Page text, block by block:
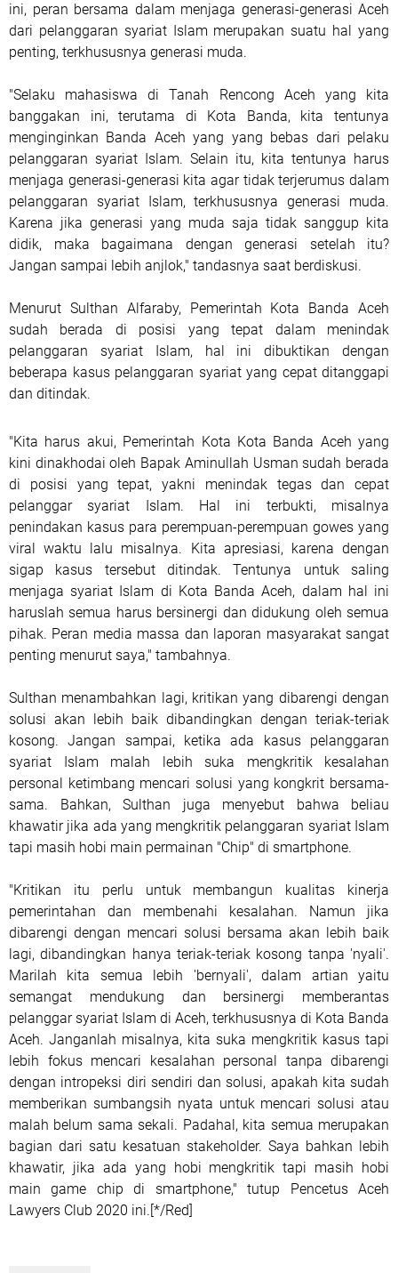
ini, peran bersama dalam menjaga generasi-generasi Aceh
dari pelanggaran syariat Islam merupakan suatu hal yang
penting, terkhususnya generasi muda.
"Selaku mahasiswa di Tanah Rencong Aceh yang kita
banggakan ini, terutama di Kota Banda, kita tentunya
menginginkan Banda Aceh yang yang bebas dari pelaku
pelanggaran syariat Islam. Selain itu, kita tentunya harus
menjaga generasi-generasi kita agar tidak terjerumus dalam
pelanggaran syariat Islam, terkhususnya generasi muda.
Karena jika generasi yang muda saja tidak sanggup kita
didik, maka bagaimana dengan generasi setelah itu?
Jangan sampai lebih anjlok," tandasnya saat berdiskusi.
Menurut Sulthan Alfaraby, Pemerintah Kota Banda Aceh
sudah berada di posisi yang tepat dalam menindak
pelanggaran syariat Islam, hal ini dibuktikan dengan
beberapa kasus pelanggaran syariat yang cepat ditanggapi
dan ditindak.
"Kita harus akui, Pemerintah Kota Kota Banda Aceh yang
kini dinakhodai oleh Bapak Aminullah Usman sudah berada
di posisi yang tepat, yakni menindak tegas dan cepat
pelanggar syariat Islam. Hal ini terbukti, misalnya
penindakan kasus para perempuan-perempuan gowes yang
viral waktu lalu misalnya. Kita apresiasi, karena dengan
sigap kasus tersebut ditindak. Tentunya untuk saling
menjaga syariat Islam di Kota Banda Aceh, dalam hal ini
haruslah semua harus bersinergi dan didukung oleh semua
pihak. Peran media massa dan laporan masyarakat sangat
penting menurut saya," tambahnya.
Sulthan menambahkan lagi, kritikan yang dibarengi dengan
solusi akan lebih baik dibandingkan dengan teriak-teriak
kosong. Jangan sampai, ketika ada kasus pelanggaran
syariat Islam malah lebih suka mengkritik kesalahan
personal ketimbang mencari solusi yang kongkrit bersama-
sama. Bahkan, Sulthan juga menyebut bahwa beliau
khawatir jika ada yang mengkritik pelanggaran syariat Islam
tapi masih hobi main permainan "Chip" di smartphone.
"Kritikan itu perlu untuk membangun kualitas kinerja
pemerintahan dan membenahi kesalahan. Namun jika
dibarengi dengan mencari solusi bersama akan lebih baik
lagi, dibandingkan hanya teriak-teriak kosong tanpa 'nyali'.
Marilah kita semua lebih 'bernyali', dalam artian yaitu
semangat mendukung dan bersinergi memberantas
pelanggar syariat Islam di Aceh, terkhususnya di Kota Banda
Aceh. Janganlah misalnya, kita suka mengkritik kasus tapi
lebih fokus mencari kesalahan personal tanpa dibarengi
dengan intropeksi diri sendiri dan solusi, apakah kita sudah
memberikan sumbangsih nyata untuk mencari solusi atau
malah belum sama sekali. Padahal, kita semua merupakan
bagian dari satu kesatuan stakeholder. Saya bahkan lebih
khawatir, jika ada yang hobi mengkritik tapi masih hobi
main game chip di smartphone," tutup Pencetus Aceh
Lawyers Club 2020 ini.[*/Red]